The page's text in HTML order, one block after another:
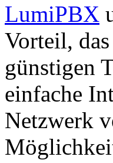
LumiPBX
Vorteil,
günstigen
einfache
Netzwerk